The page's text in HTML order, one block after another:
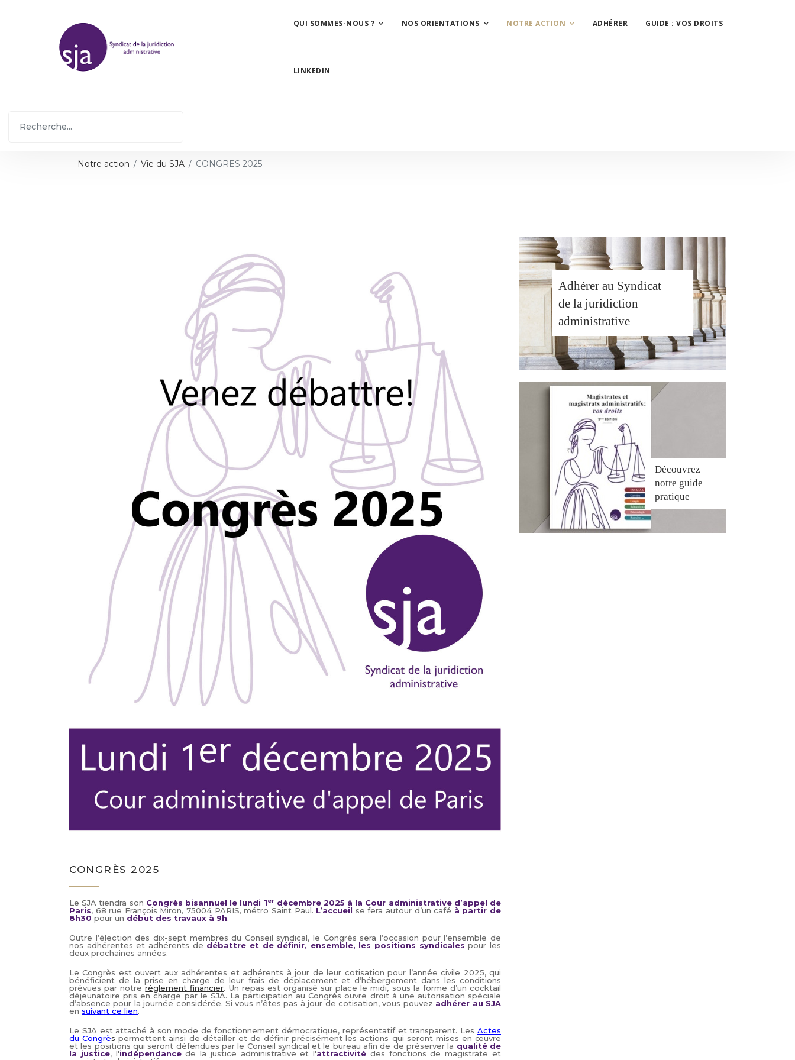
QUI SOMMES-NOUS ? NOS ORIENTATIONS NOTRE ACTION ADHÉRER GUIDE : VOS DROITS
LINKEDIN
Notre action Vie du SJA CONGRES 2025
CONGRÈS 2025
Le SJA tiendra son Congrès bisannuel le lundi 1erdécembre 2025 à la Cour administrative d’appel de
Paris, 68 rue François Miron, 75004 PARIS, métro Saint Paul. L’accueil se fera autour d’un café à partir de
8h30pour un début des travaux à 9h.
Outre l’élection des dix-sept membres du Conseil syndical, le Congrès sera l’occasion pour l’ensemble de
nos adhérentes et adhérents de débattre et de définir, ensemble, les positions syndicales pour les
deux prochaines années.
Le Congrès est ouvert aux adhérentes et adhérents à jour de leur cotisation pour l’année civile 2025, qui
bénéficient de la prise en charge de leur frais de déplacement et d’hébergement dans les conditions
prévues par notrerèglement financier. Un repas est organisé sur place le midi, sous la forme d’un cocktail
déjeunatoire pris en charge par le SJA. La participation au Congrès ouvre droit à une autorisation spéciale
d’absence pour la journée considérée. Si vous n’êtes pas à jour de cotisation, vous pouvez adhérer au SJA
en suivant ce lien.
Le SJA est attaché à son mode de fonctionnement démocratique, représentatif et transparent. Les Actes
du Congrès permettent ainsi de détailler et de définir précisément les actions qui seront mises en œuvre
et les positions qui seront défendues par le Conseil syndical et le bureau afin de de préserver la qualité de
la justice, l'indépendancede la justice administrative et l'attractivité des fonctions de magistrate et
Adhérer au Syndicat
de la juridiction
administrative
Découvrez
notre guide
pratique